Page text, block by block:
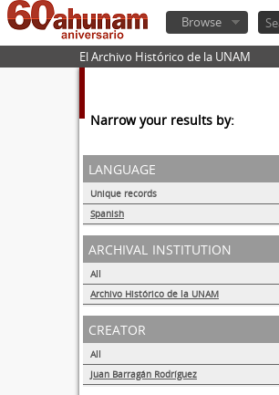
Browse
El Archivo Histórico de la UNAM
Narrow your results by:
language
Unique records
Spanish
archival institution
All
Archivo Histórico de la UNAM
creator
All
Juan Barragán Rodríguez